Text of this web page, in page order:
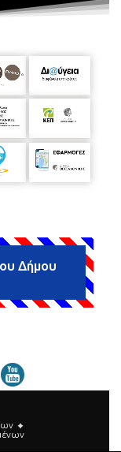
Δήμου